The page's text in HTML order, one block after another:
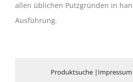
allen üblichen Putzgründen in
Ausführung.
Produktsuche| Impressum